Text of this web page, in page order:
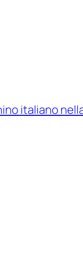
italiano